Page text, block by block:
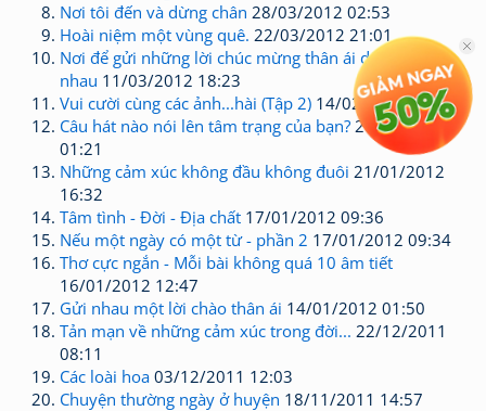
Nơi tôi đến và dừng chân 28/03/2012 02:53
Hoài niệm một vùng quê. 22/03/2012 21:01
Nơi để gửi những lời chúc mừng thân ái dành cho
nhau 11/03/2012 18:23
Vui cười cùng các ảnh...hài (Tập 2) 14/02/2012 02:15
Câu hát nào nói lên tâm trạng của bạn? 26/01/2012
01:21
Những cảm xúc không đầu không đuôi 21/01/2012
16:32
Tâm tình - Đời - Địa chất 17/01/2012 09:36
Nếu một ngày có một từ - phần 2 17/01/2012 09:34
Thơ cực ngắn - Mỗi bài không quá 10 âm tiết
16/01/2012 12:47
Gửi nhau một lời chào thân ái 14/01/2012 01:50
Tản mạn về những cảm xúc trong đời... 22/12/2011
08:11
Các loài hoa 03/12/2011 12:03
Chuyện thường ngày ở huyện 18/11/2011 14:57